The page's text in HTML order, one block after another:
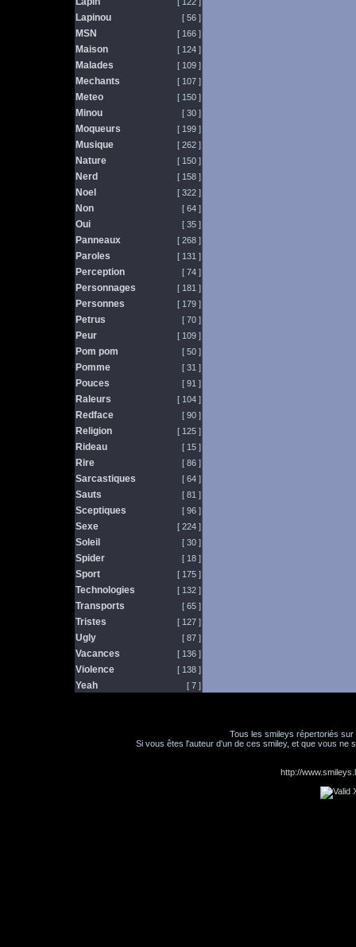
Lapinou [ 56 ]
MSN [ 166 ]
Maison [ 124 ]
Malades [ 109 ]
Mechants [ 107 ]
Meteo [ 150 ]
Minou [ 30 ]
Moqueurs [ 199 ]
Musique [ 262 ]
Nature [ 150 ]
Nerd [ 158 ]
Noel [ 322 ]
Non [ 64 ]
Oui [ 35 ]
Panneaux [ 268 ]
Paroles [ 131 ]
Perception [ 74 ]
Personnages [ 181 ]
Personnes [ 179 ]
Petrus [ 70 ]
Peur [ 109 ]
Pom pom [ 50 ]
Pomme [ 31 ]
Pouces [ 91 ]
Raleurs [ 104 ]
Redface [ 90 ]
Religion [ 125 ]
Rideau [ 15 ]
Rire [ 86 ]
Sarcastiques [ 64 ]
Sauts [ 81 ]
Sceptiques [ 96 ]
Sexe [ 224 ]
Soleil [ 30 ]
Spider [ 18 ]
Sport [ 175 ]
Technologies [ 132 ]
Transports [ 65 ]
Tristes [ 127 ]
Ugly [ 87 ]
Vacances [ 136 ]
Violence [ 138 ]
Yeah [ 7 ]
Tous les smileys répertoriés
Si vous êtes l'auteur d'un de ces smiley, et que vous ne
http://